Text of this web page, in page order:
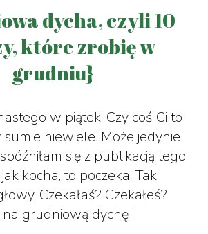
dycha, czyli 10
które zrobię w
grudniu}
w piątek. Czy coś Ci to
niewiele. Może jedynie
się z publikacją tego
kocha, to poczeka. Tak
Czekałaś? Czekałeś?
grudniową dychę !